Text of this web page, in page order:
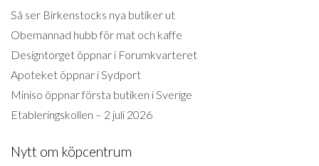
Så ser Birkenstocks nya butiker ut
Obemannad hubb för mat och kaffe
Designtorget öppnar i Forumkvarteret
Apoteket öppnar i Sydport
Miniso öppnar första butiken i Sverige
Etableringskollen – 2 juli 2026
Nytt om köpcentrum